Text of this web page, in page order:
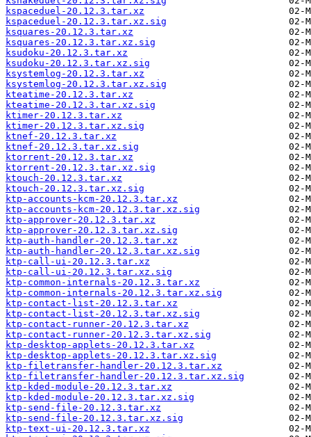
kspaceduel-20.12.3.tar.xz
kspaceduel-20.12.3.tar.xz.sig
ksquares-20.12.3.tar.xz
ksquares-20.12.3.tar.xz.sig
ksudoku-20.12.3.tar.xz
ksudoku-20.12.3.tar.xz.sig
ksystemlog-20.12.3.tar.xz
ksystemlog-20.12.3.tar.xz.sig
kteatime-20.12.3.tar.xz
kteatime-20.12.3.tar.xz.sig
ktimer-20.12.3.tar.xz
ktimer-20.12.3.tar.xz.sig
ktnef-20.12.3.tar.xz
ktnef-20.12.3.tar.xz.sig
ktorrent-20.12.3.tar.xz
ktorrent-20.12.3.tar.xz.sig
ktouch-20.12.3.tar.xz
ktouch-20.12.3.tar.xz.sig
ktp-accounts-kcm-20.12.3.tar.xz
ktp-accounts-kcm-20.12.3.tar.xz.sig
ktp-approver-20.12.3.tar.xz
ktp-approver-20.12.3.tar.xz.sig
ktp-auth-handler-20.12.3.tar.xz
ktp-auth-handler-20.12.3.tar.xz.sig
ktp-call-ui-20.12.3.tar.xz
ktp-call-ui-20.12.3.tar.xz.sig
ktp-common-internals-20.12.3.tar.xz
ktp-common-internals-20.12.3.tar.xz.sig
ktp-contact-list-20.12.3.tar.xz
ktp-contact-list-20.12.3.tar.xz.sig
ktp-contact-runner-20.12.3.tar.xz
ktp-contact-runner-20.12.3.tar.xz.sig
ktp-desktop-applets-20.12.3.tar.xz
ktp-desktop-applets-20.12.3.tar.xz.sig
ktp-filetransfer-handler-20.12.3.tar.xz
ktp-filetransfer-handler-20.12.3.tar.xz.sig
ktp-kded-module-20.12.3.tar.xz
ktp-kded-module-20.12.3.tar.xz.sig
ktp-send-file-20.12.3.tar.xz
ktp-send-file-20.12.3.tar.xz.sig
ktp-text-ui-20.12.3.tar.xz